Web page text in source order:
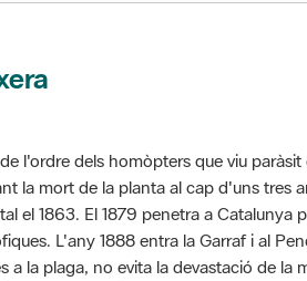
l'ordre dels homòpters que viu
la mort de la planta al cap d'uns tres
el 1863. El 1879 penetra a
L'any 1888 entra la Garraf i al
a la plaga, no evita la devastació de la